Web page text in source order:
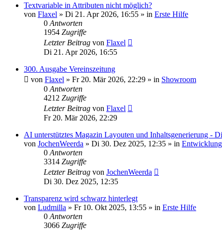
Textvariable in Attributen nicht möglich?
von Flaxel » Di 21. Apr 2026, 16:55 » in Erste Hilfe
0 Antworten
1954 Zugriffe
Letzter Beitrag von Flaxel
Di 21. Apr 2026, 16:55
300. Ausgabe Vereinszeitung
von Flaxel » Fr 20. Mär 2026, 22:29 » in Showroom
0 Antworten
4212 Zugriffe
Letzter Beitrag von Flaxel
Fr 20. Mär 2026, 22:29
AI unterstütztes Magazin Layouten und Inhaltsgenerierung -
von JochenWeerda » Di 30. Dez 2025, 12:35 » in Entwicklung
0 Antworten
3314 Zugriffe
Letzter Beitrag von JochenWeerda
Di 30. Dez 2025, 12:35
Transparenz wird schwarz hinterlegt
von Ludmilla » Fr 10. Okt 2025, 13:55 » in Erste Hilfe
0 Antworten
3066 Zugriffe